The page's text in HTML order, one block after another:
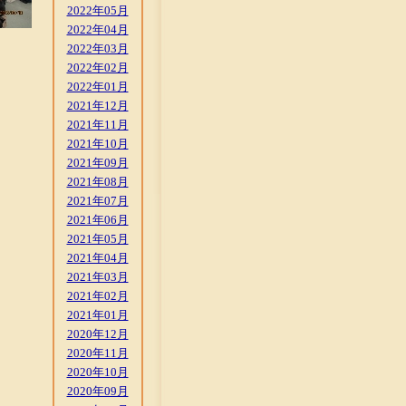
2022年05月
2022年04月
2022年03月
2022年02月
2022年01月
2021年12月
2021年11月
2021年10月
2021年09月
2021年08月
2021年07月
2021年06月
2021年05月
2021年04月
2021年03月
2021年02月
2021年01月
2020年12月
2020年11月
2020年10月
2020年09月